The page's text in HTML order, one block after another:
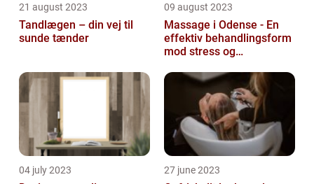
21 august 2023
Tandlægen – din vej til
sunde tænder
09 august 2023
Massage i Odense - En
effektiv behandlingsform
mod stress og
04 july 2023 27 june 2023